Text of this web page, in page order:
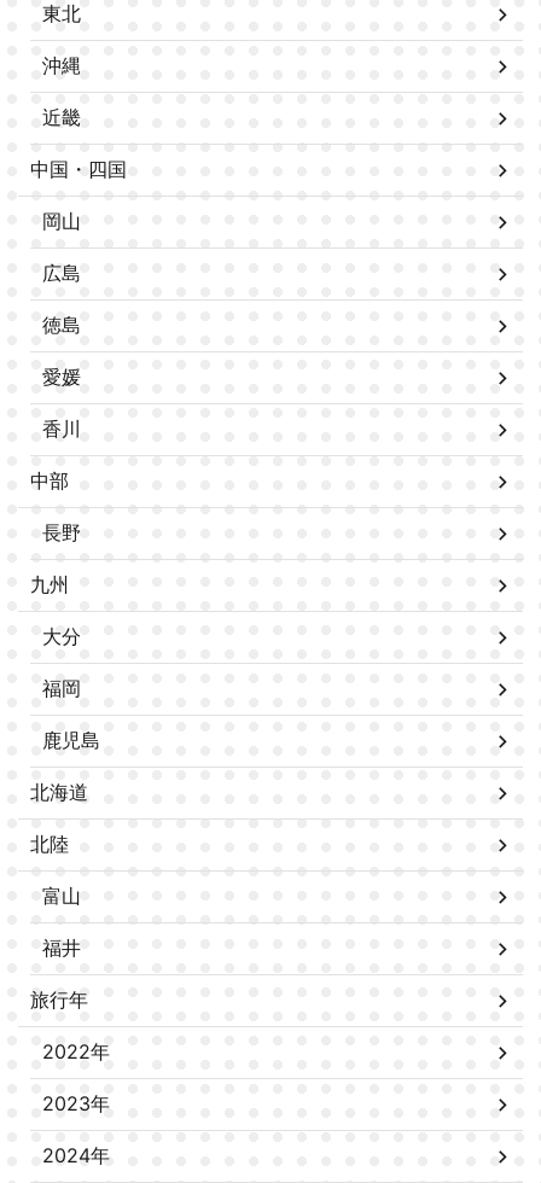
東北
沖縄
近畿
中国・四国
岡山
広島
徳島
愛媛
香川
中部
長野
九州
大分
福岡
鹿児島
北海道
北陸
富山
福井
旅行年
2022年
2023年
2024年